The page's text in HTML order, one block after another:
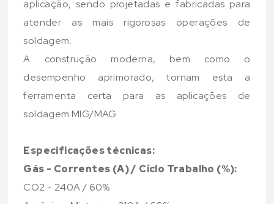
aplicação, sendo projetadas e fabricadas para
atender as mais rigorosas operações de
soldagem.
A construção moderna, bem como o
desempenho aprimorado, tornam esta a
ferramenta certa para as aplicações de
soldagem MIG/MAG.
Especificações técnicas:
Gás - Correntes (A) / Ciclo Trabalho (%):
CO2 - 240A / 60%